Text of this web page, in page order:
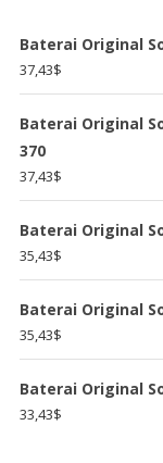
Baterai Original
37,43$
Baterai Original
370
37,43$
Baterai Original
35,43$
Baterai Original
35,43$
Baterai Original
33,43$